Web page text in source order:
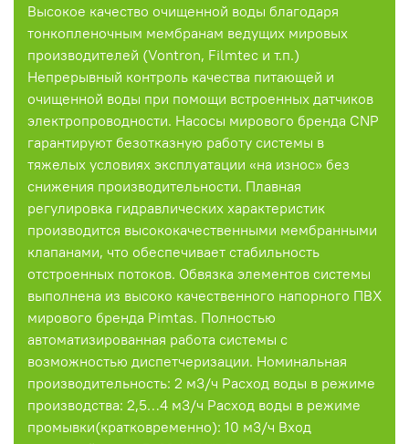
Высокое качество очищенной воды благодаря
тонкопленочным мембранам ведущих мировых
производителей (Vontron, Filmtec и т.п.)
Непрерывный контроль качества питающей и
очищенной воды при помощи встроенных датчиков
электропроводности. Насосы мирового бренда CNP
гарантируют безотказную работу системы в
тяжелых условиях эксплуатации «на износ» без
снижения производительности. Плавная
регулировка гидравлических характеристик
производится высококачественными мембранными
клапанами, что обеспечивает стабильность
отстроенных потоков. Обвязка элементов системы
выполнена из высоко качественного напорного ПВХ
мирового бренда Pimtas. Полностью
автоматизированная работа системы с
возможностью диспетчеризации. Номинальная
производительность: 2 м3/ч Расход воды в режиме
производства: 2,5…4 м3/ч Расход воды в режиме
промывки(кратковременно): 10 м3/ч Вход